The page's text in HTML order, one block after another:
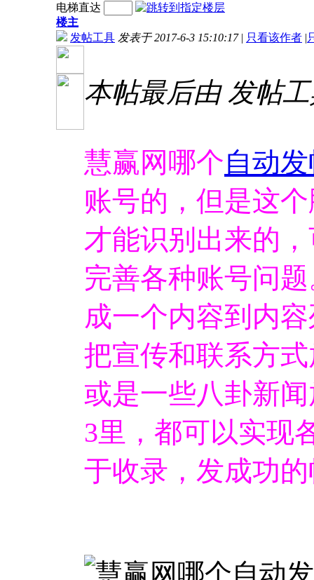
电梯直达
楼主
发帖工具 发表于 2017-6-3 15:10:17 | 只看该作者 |
本帖最后由 发帖
慧赢网哪个自动
账号的，但是这
才能识别出来的
完善各种账号问
成一个内容到内
把宣传和联系方
或是一些八卦新
3里，都可以实现
于收录，发成功